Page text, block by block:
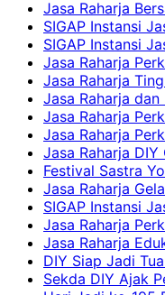
Jasa Raharja
SIGAP Instansi
SIGAP Instansi
Jasa Raharja
Jasa Raharja
Jasa Raharja
Jasa Raharja
Jasa Raharja
Jasa Raharja
Festival Sastra
Jasa Raharja
SIGAP Instansi
Jasa Raharja
Jasa Raharja
DIY Siap Jadi
Sekda DIY Ajak